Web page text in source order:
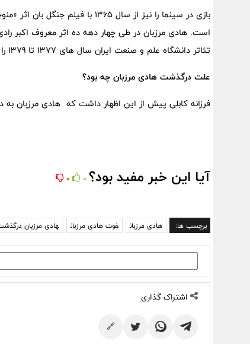
بازی در سینما را نیز از سال
است. هادی مرزبان در طی چهار دهه ده اثر معروف اکبر
تئاتر دانشگاه علم و صنعت ایران سال های 1377 تا 1379 را دارد.
علت درگذشت هادی مرزبان چه بود؟
فرزانه کابلی پیش از این اظهار داشت که هادی مرزبان به
آیا این خبر مفید بود؟ 0
0
برچسب ها: هادی مرزبان فوت هادی مرزبان هادی مرزبان
اشتراک گذاری
🔗